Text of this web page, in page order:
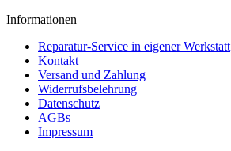
Informationen
Reparatur-Service in eigener Werkstatt
Kontakt
Versand und Zahlung
Widerrufsbelehrung
Datenschutz
AGBs
Impressum